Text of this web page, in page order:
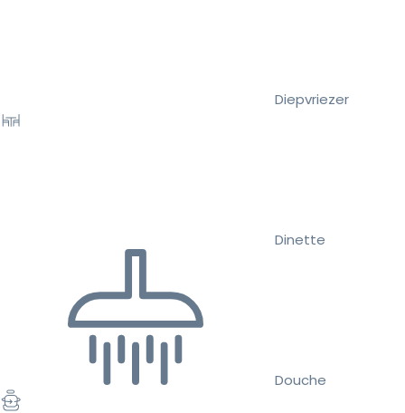
Diepvriezer
Dinette
Douche